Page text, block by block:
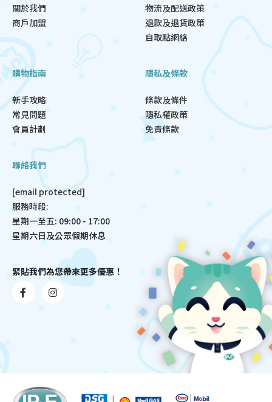
關於我們
商戶加盟
物流及配送政策
退款及退貨政策
自取點網絡
購物指南
新手攻略
常見問題
會員計劃
隱私及條款
條款及條件
隱私權政策
免責條款
聯絡我們
[email protected]
服務時段:
星期一至五: 09:00 - 17:00
星期六日及公眾假期休息
緊貼我們為您帶來更多優惠！